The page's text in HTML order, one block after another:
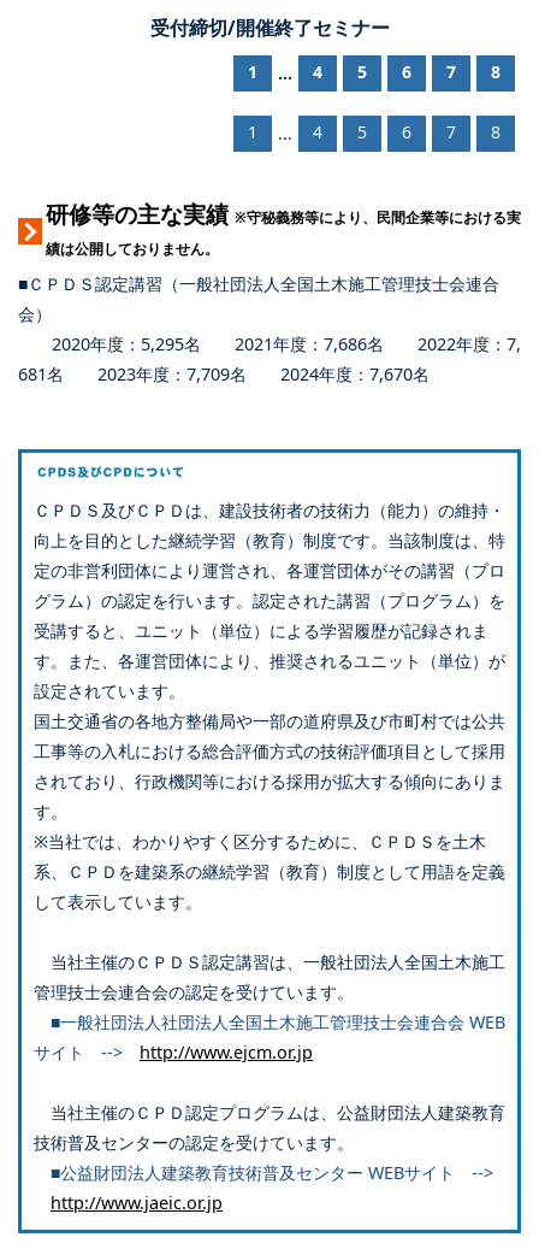
受付締切/開催終了セミナー
1 ... 4 5 6 7 8
1 ... 4 5 6 7 8
研修等の主な実績 ※守秘義務等により、民間企業等における実
績は公開しておりません。
■ＣＰＤＳ認定講習（一般社団法人全国土木施工管理技士会連合
会）
2020年度：5,295名 2021年度：7,686名 2022年度：7,
681名 2023年度：7,709名 2024年度：7,670名
ＣＰＤＳ及びＣＰＤは、建設技術者の技術力（能力）の維持・
向上を目的とした継続学習（教育）制度です。当該制度は、特
定の非営利団体により運営され、各運営団体がその講習（プロ
グラム）の認定を行います。認定された講習（プログラム）を
受講すると、ユニット（単位）による学習履歴が記録されま
す。また、各運営団体により、推奨されるユニット（単位）が
設定されています。
国土交通省の各地方整備局や一部の道府県及び市町村では公共
工事等の入札における総合評価方式の技術評価項目として採用
されており、行政機関等における採用が拡大する傾向にありま
す。
※当社では、わかりやすく区分するために、ＣＰＤＳを土木
系、ＣＰＤを建築系の継続学習（教育）制度として用語を定義
して表示しています。
当社主催のＣＰＤＳ認定講習は、一般社団法人全国土木施工
管理技士会連合会の認定を受けています。
■一般社団法人社団法人全国土木施工管理技士会連合会 WEB
サイト --> http://www.ejcm.or.jp
当社主催のＣＰＤ認定プログラムは、公益財団法人建築教育
技術普及センターの認定を受けています。
■公益財団法人建築教育技術普及センター WEBサイト -->
http://www.jaeic.or.jp